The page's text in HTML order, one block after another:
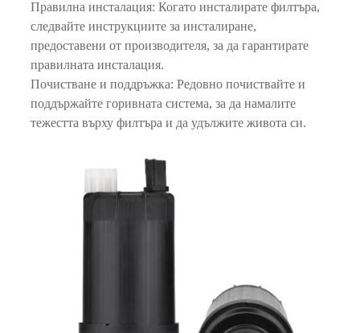
Правилна инсталация: Когато инсталирате филтъра,
следвайте инструкциите за инсталиране,
предоставени от производителя, за да гарантирате
правилната инсталация.
Почистване и поддръжка: Редовно почиствайте и
поддържайте горивната система, за да намалите
тежестта върху филтъра и да удължите живота си.